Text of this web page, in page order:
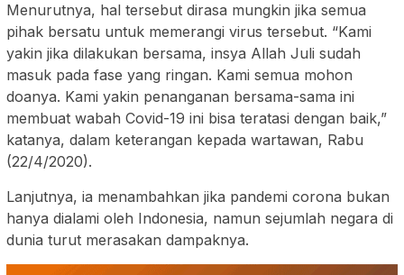
Menurutnya, hal tersebut dirasa mungkin jika semua
pihak bersatu untuk memerangi virus tersebut. “Kami
yakin jika dilakukan bersama, insya Allah Juli sudah
masuk pada fase yang ringan. Kami semua mohon
doanya. Kami yakin penanganan bersama-sama ini
membuat wabah Covid-19 ini bisa teratasi dengan baik,”
katanya, dalam keterangan kepada wartawan, Rabu
(22/4/2020).
Lanjutnya, ia menambahkan jika pandemi corona bukan
hanya dialami oleh Indonesia, namun sejumlah negara di
dunia turut merasakan dampaknya.